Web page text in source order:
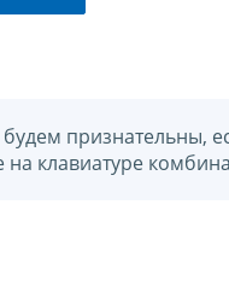
признательны,
клавиатуре